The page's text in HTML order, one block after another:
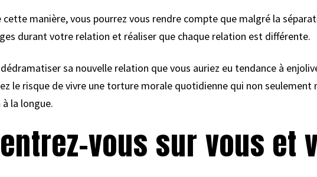
cette manière, vous pourrez vous rendre compte que malgré la
durant votre relation et réaliser que chaque relation est différente.
sa nouvelle relation que vous auriez eu tendance à
le risque de vivre une torture morale quotidienne qui non seulement
la longue.
vous sur vous et